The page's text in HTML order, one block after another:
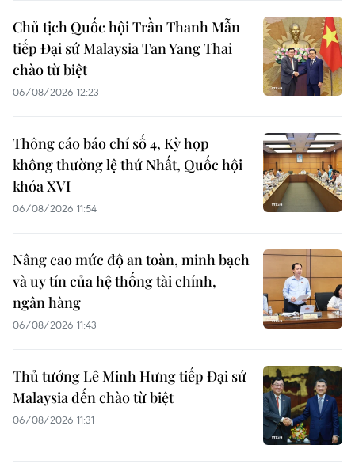
Chủ tịch Quốc hội Trần Thanh Mẫn
tiếp Đại sứ Malaysia Tan Yang Thai
chào từ biệt
06/08/2026 12:23
Thông cáo báo chí số 4, Kỳ họp
không thường lệ thứ Nhất, Quốc hội
khóa XVI
06/08/2026 11:54
Nâng cao mức độ an toàn, minh bạch
và uy tín của hệ thống tài chính,
ngân hàng
06/08/2026 11:43
Thủ tướng Lê Minh Hưng tiếp Đại sứ
Malaysia đến chào từ biệt
06/08/2026 11:31